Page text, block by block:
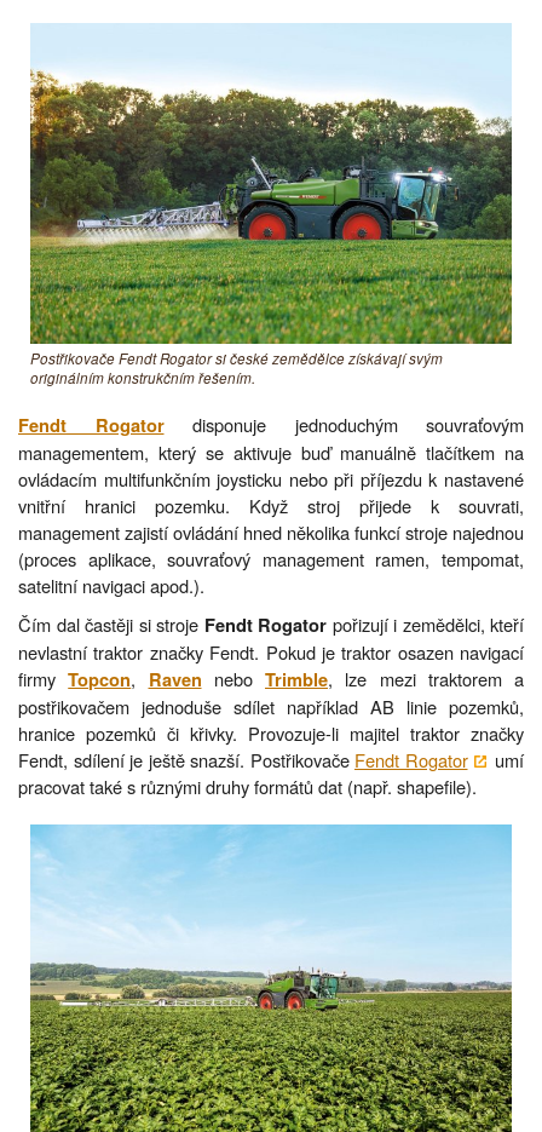
Postřikovače Fendt Rogator si české zemědělce získávají svým
originálním konstrukčním řešením.
Fendt Rogatordisponuje jednoduchým souvraťovým
managementem, který se aktivuje buď manuálně tlačítkem na
ovládacím multifunkčním joysticku nebo při příjezdu k nastavené
vnitřní hranici pozemku. Když stroj přijede k souvrati,
management zajistí ovládání hned několika funkcí stroje najednou
(proces aplikace, souvraťový management ramen, tempomat,
satelitní navigaci apod.).
Čím dal častěji si stroje Fendt Rogator pořizují i zemědělci, kteří
nevlastní traktor značky Fendt. Pokud je traktor osazen navigací
firmyTopcon, Raven nebo Trimble, lze mezi traktorem a
postřikovačem jednoduše sdílet například AB linie pozemků,
hranice pozemků či křivky. Provozuje-li majitel traktor značky
Fendt, sdílení je ještě snazší. Postřikovače Fendt Rogator
umí
pracovat také s různými druhy formátů dat (např. shapefile).